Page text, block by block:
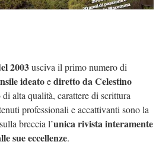
2003usciva il primo numero di
ideatoediretto da Celestino
alta qualità, carattere di scrittura
professionali e accattivanti sono la
breccia l’unica rivista interamente
sue eccellenze.